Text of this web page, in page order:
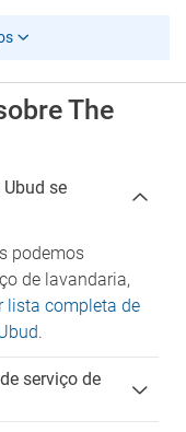
The
se
podemos
de lavandaria,
lista completa de
.
serviço de